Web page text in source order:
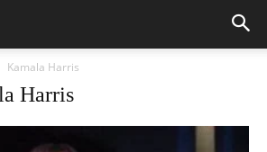
Kamala Harris
Harris